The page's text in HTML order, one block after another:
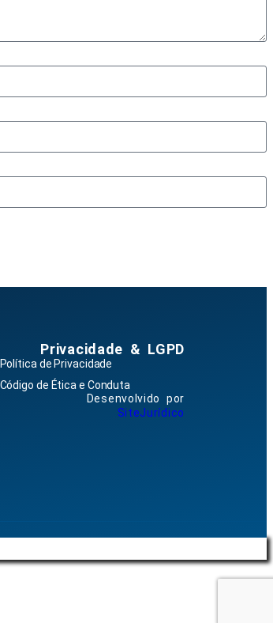
Privacidade & LGPD
Política de Privacidade
Código de Ética e Conduta
Desenvolvido por
SiteJurídico